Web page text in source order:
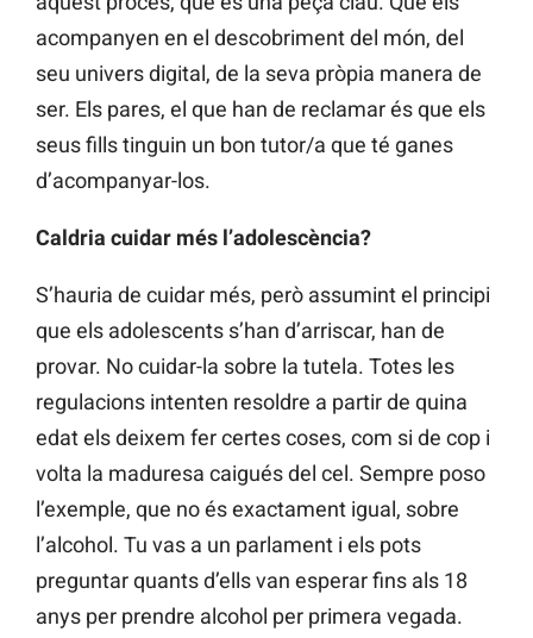
acompanyen en el descobriment del món, del
seu univers digital, de la seva pròpia manera de
ser. Els pares, el que han de reclamar és que els
seus fills tinguin un bon tutor/a que té ganes
d’acompanyar-los.
Caldria cuidar més l’adolescència?
S’hauria de cuidar més, però assumint el principi
que els adolescents s’han d’arriscar, han de
provar. No cuidar-la sobre la tutela. Totes les
regulacions intenten resoldre a partir de quina
edat els deixem fer certes coses, com si de cop i
volta la maduresa caigués del cel. Sempre poso
l’exemple, que no és exactament igual, sobre
l’alcohol. Tu vas a un parlament i els pots
preguntar quants d’ells van esperar fins als 18
anys per prendre alcohol per primera vegada.